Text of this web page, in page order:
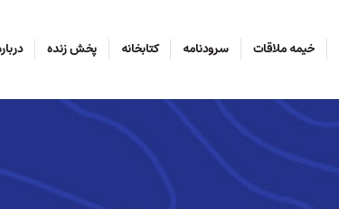
خیمه ملاقات سرودنامه کتابخانه پخش زنده